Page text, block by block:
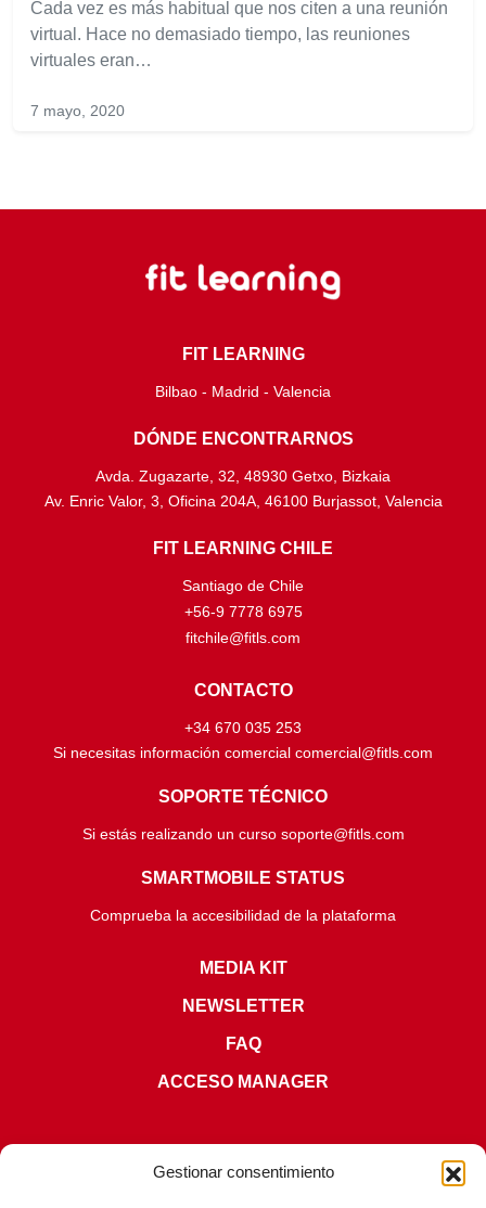
Gestionar consentimiento
Cada vez es más habitual que nos citen a una reunión
virtual. Hace no demasiado tiempo, las reuniones
virtuales eran…
7 mayo, 2020
FIT LEARNING
Bilbao - Madrid - Valencia
DÓNDE ENCONTRARNOS
Avda. Zugazarte, 32, 48930 Getxo, Bizkaia
Av. Enric Valor, 3, Oficina 204A, 46100 Burjassot, Valencia
FIT LEARNING CHILE
Santiago de Chile
+56-9 7778 6975
fitchile@fitls.com
CONTACTO
+34 670 035 253
Si necesitas información comercial comercial@fitls.com
SOPORTE TÉCNICO
Si estás realizando un curso soporte@fitls.com
SMARTMOBILE STATUS
Comprueba la accesibilidad de la plataforma
MEDIA KIT
NEWSLETTER
FAQ
ACCESO MANAGER